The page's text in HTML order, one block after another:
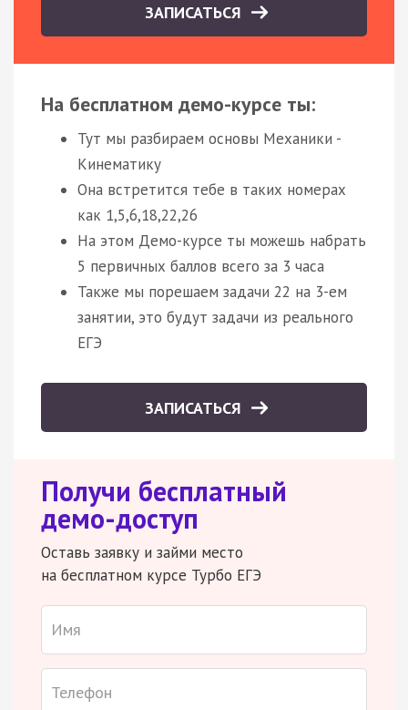
ЗАПИСАТЬСЯ
На бесплатном демо-курсе ты:
Тут мы разбираем основы Механики -
Кинематику
Она встретится тебе в таких номерах
как 1,5,6,18,22,26
На этом Демо-курсе ты можешь набрать
5 первичных баллов всего за 3 часа
Также мы порешаем задачи 22 на 3-ем
занятии, это будут задачи из реального
ЕГЭ
ЗАПИСАТЬСЯ
Получи бесплатный
демо-доступ
Оставь заявку и займи место
на бесплатном курсе Турбо ЕГЭ